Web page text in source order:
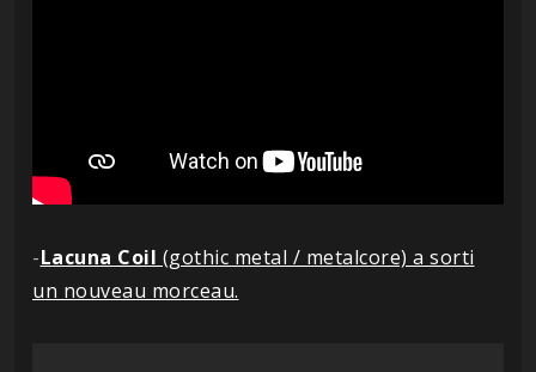
-Lacuna Coil (gothic metal / metalcore) a sorti
un nouveau morceau.